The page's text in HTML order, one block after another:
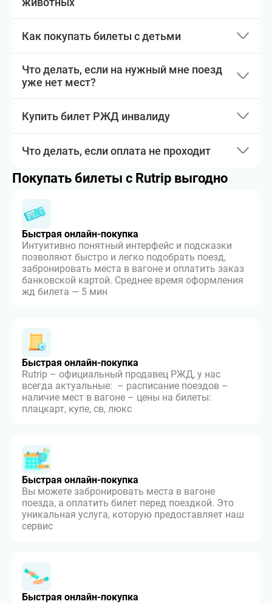
Как покупать билеты с детьми
Что делать, если на нужный мне поезд
уже нет мест?
Купить билет РЖД инвалиду
Что делать, если оплата не проходит
Покупать билеты с Rutrip выгодно
Быстрая онлайн-покупка
Интуитивно понятный интерфейс и подсказки
позволяют быстро и легко подобрать поезд,
забронировать места в вагоне и оплатить заказ
банковской картой. Среднее время оформления
жд билета — 5 мин
Быстрая онлайн-покупка
Rutrip – официальный продавец РЖД, у нас
всегда актуальные: – расписание поездов –
наличие мест в вагоне – цены на билеты:
плацкарт, купе, св, люкс
Быстрая онлайн-покупка
Вы можете забронировать места в вагоне
поезда, а оплатить билет перед поездкой. Это
уникальная услуга, которую предоставляет наш
сервис
Быстрая онлайн-покупка